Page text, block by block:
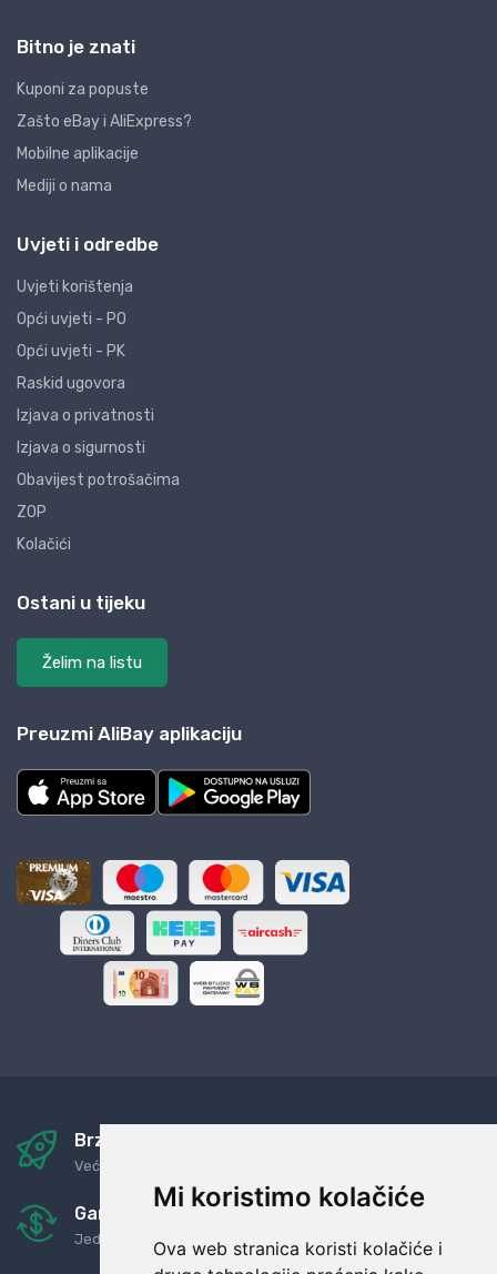
Mi koristimo kolačiće
Ova web stranica koristi kolačiće i
Bitno je znati
Kuponi za popuste
Zašto eBay i AliExpress?
Mobilne aplikacije
Mediji o nama
Uvjeti i odredbe
Uvjeti korištenja
Opći uvjeti - PO
Opći uvjeti - PK
Raskid ugovora
Izjava o privatnosti
Izjava o sigurnosti
Obavijest potrošačima
ZOP
Kolačići
Ostani u tijeku
Želim na listu
Preuzmi AliBay aplikaciju
Brza i sigurna dostava
Već za nekoliko dana kod vas
Garancija u povrat novaca
Jednostavno pravilo: Roba za novac